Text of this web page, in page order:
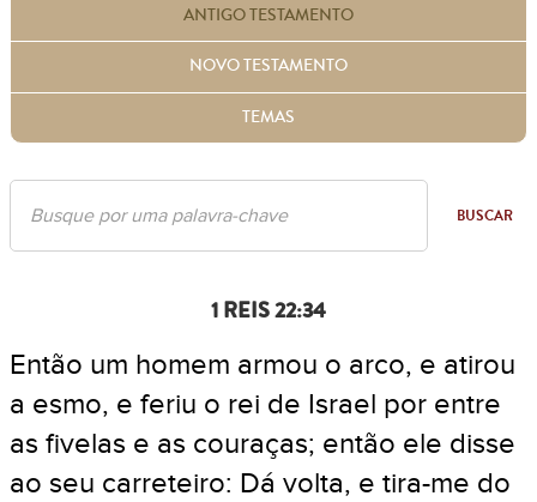
ANTIGO TESTAMENTO
NOVO TESTAMENTO
TEMAS
BUSCAR
1 REIS 22:34
Então um homem armou o arco, e atirou
a esmo, e feriu o rei de Israel por entre
as fivelas e as couraças; então ele disse
ao seu carreteiro: Dá volta, e tira-me do